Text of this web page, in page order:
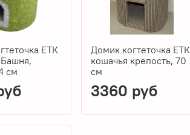
ЕТК
см
Домик когтеточка ЕТК
кошачья крепость, 70
см
3360 руб